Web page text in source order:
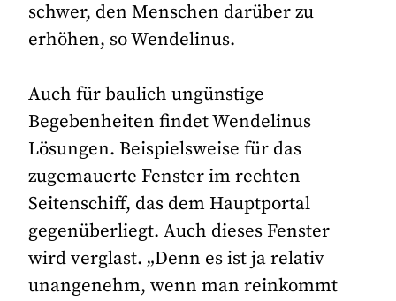
schwer, den Menschen darüber zu
erhöhen, so Wendelinus.
Auch für baulich ungünstige
Begebenheiten findet Wendelinus
Lösungen. Beispielsweise für das
zugemauerte Fenster im rechten
Seitenschiff, das dem Hauptportal
gegenüberliegt. Auch dieses Fenster
wird verglast. „Denn es ist ja relativ
unangenehm, wenn man reinkommt